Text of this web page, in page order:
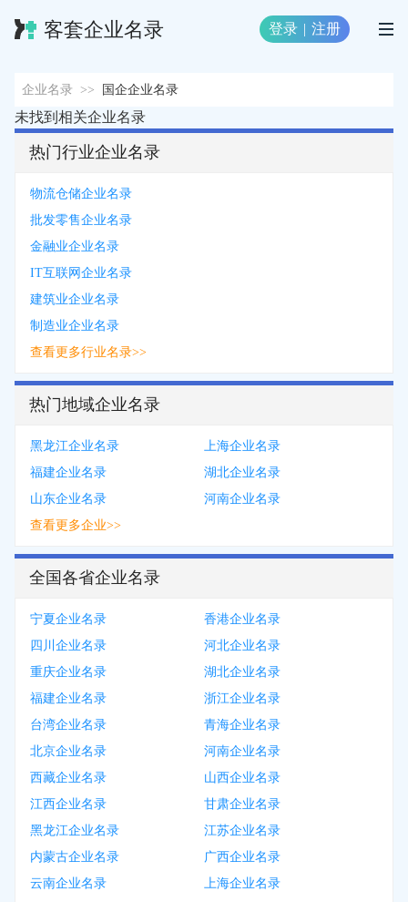
客套企业名录 登录 | 注册
企业名录 >> 国企企业名录
未找到相关企业名录
热门行业企业名录
物流仓储企业名录
批发零售企业名录
金融业企业名录
IT互联网企业名录
建筑业企业名录
制造业企业名录
查看更多行业名录>>
热门地域企业名录
黑龙江企业名录
上海企业名录
福建企业名录
湖北企业名录
山东企业名录
河南企业名录
查看更多企业>>
全国各省企业名录
宁夏企业名录
香港企业名录
四川企业名录
河北企业名录
重庆企业名录
湖北企业名录
福建企业名录
浙江企业名录
台湾企业名录
青海企业名录
北京企业名录
河南企业名录
西藏企业名录
山西企业名录
江西企业名录
甘肃企业名录
黑龙江企业名录
江苏企业名录
内蒙古企业名录
广西企业名录
云南企业名录
上海企业名录